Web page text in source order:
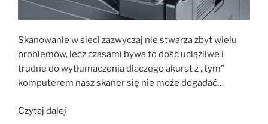
Skanowanie w sieci zazwyczaj nie stwarza zbyt wielu
problemów, lecz czasami bywa to dość uciążliwe i
trudne do wytłumaczenia dlaczego akurat z „tym”
komputerem nasz skaner się nie może dogadać…
Czytaj dalej